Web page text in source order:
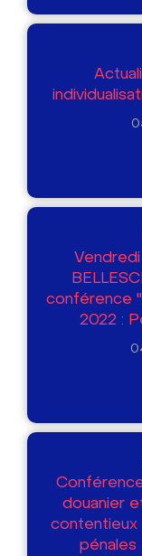
conférence
2022 :
douanier
contentieux
pénales